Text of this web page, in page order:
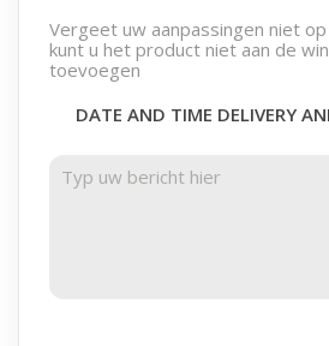
Vergeet uw aanpassingen niet
kunt u het product niet aan de
toevoegen
DATE AND TIME DELIVERY